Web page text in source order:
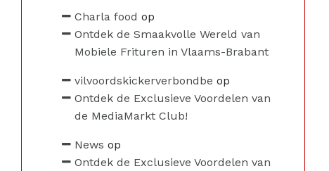
Charla food op
Ontdek de Smaakvolle Wereld van
Mobiele Frituren in Vlaams-Brabant
vilvoordskickerverbondbe op
Ontdek de Exclusieve Voordelen van
de MediaMarkt Club!
News op
Ontdek de Exclusieve Voordelen van